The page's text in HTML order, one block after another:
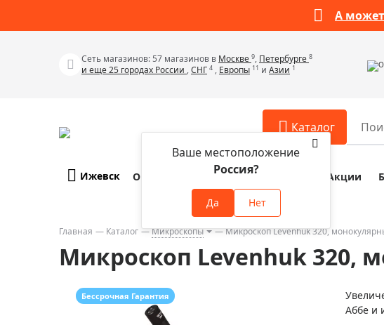
А
Сеть магазинов: 57 магазинов в Москве 9, Петербурге 8
и еще 25 городах России ,СНГ 4 , Европы 11 и Азии 1
Каталог
Телескопы
Бинокли
Зрительные трубы
Лупы
Аксессуары для
Аксессуары для
Аксессуары для луп
Аксессуары для
Ижевск
Ваше местоположение
Россия?
Да Нет
О компании Оплата и доставка Акции
Главная Каталог Микроскопы Микроскоп Levenhuk 320,
Микроскоп Levenhuk 320,
Бессрочная Гарантия
Аббе и